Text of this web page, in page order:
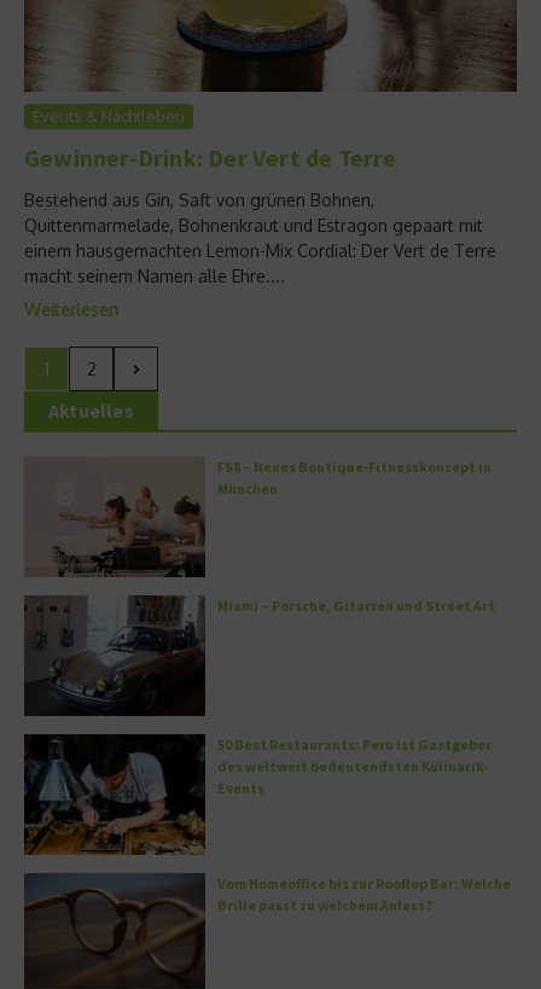
Events & Nachtleben
Gewinner-Drink: Der Vert de Terre
Bestehend aus Gin, Saft von grünen Bohnen,
Quittenmarmelade, Bohnenkraut und Estragon gepaart mit
einem hausgemachten Lemon-Mix Cordial: Der Vert de Terre
macht seinem Namen alle Ehre....
Weiterlesen
1 2
Aktuelles
FS8 – Neues Boutique-Fitnesskonzept in
München
Miami – Porsche, Gitarren und Street Art
50 Best Restaurants: Peru ist Gastgeber
des weltweit bedeutendsten Kulinarik-
Events
Vom Homeoffice bis zur Rooftop Bar: Welche
Brille passt zu welchem Anlass?